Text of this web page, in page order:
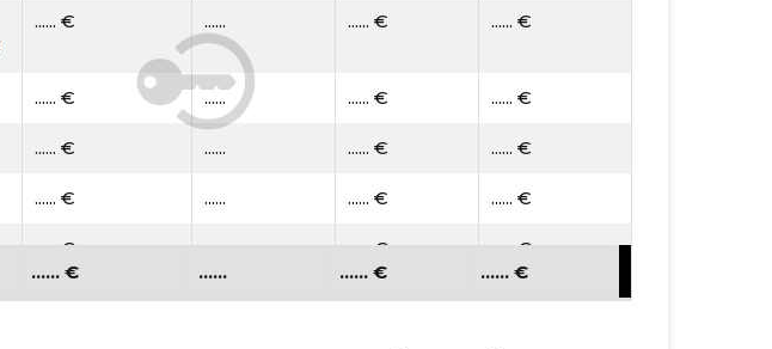
...... € ...... ...... € ...... €
...... € ...... ...... € ...... €
...... € ...... ...... € ...... €
...... € ...... ...... € ...... €
...... € ...... € ...... €
...... € ...... ...... € ...... €
...... € ...... ...... € ...... €